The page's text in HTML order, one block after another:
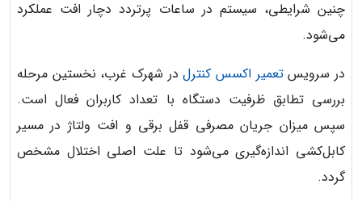
چنین شرایطی، سیستم در ساعات پرتردد دچار افت عملکرد
می‌شود.
در سرویستعمیر اکسس کنترلدر شهرک غرب، نخستین مرحله
بررسی تطابق ظرفیت دستگاه با تعداد کاربران فعال است.
سپس میزان جریان مصرفی قفل برقی و افت ولتاژ در مسیر
کابل‌کشی اندازه‌گیری می‌شود تا علت اصلی اختلال مشخص
گردد.